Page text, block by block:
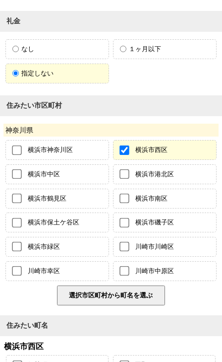
礼金
なし １ヶ月以下
指定しない
住みたい市区町村
神奈川県
横浜市神奈川区 横浜市西区
横浜市中区 横浜市港北区
横浜市鶴見区 横浜市南区
横浜市保土ケ谷区 横浜市磯子区
横浜市緑区 川崎市川崎区
川崎市幸区 川崎市中原区
住みたい町名
横浜市西区